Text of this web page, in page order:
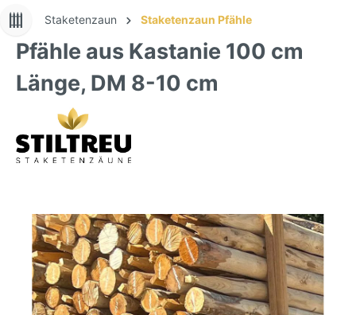
Staketenzaun Staketenzaun Pfähle
Pfähle aus Kastanie 100 cm
Länge, DM 8-10 cm